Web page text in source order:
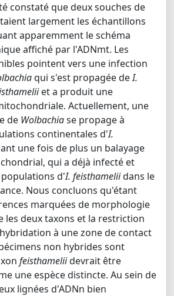
constaté que deux souches de
largement les échantillons
apparemment le schéma
affiché par l'ADNmt. Les
pointent vers une infection
qui s'est propagée deI.
et a produit une
Actuellement, une
de Wolbachiase propage à
continentales d'I.
une fois de plus un balayage
qui a déjà infecté et
d'I. feisthameliidans le
Nous concluons qu'étant
marquées de morphologie
les deux taxons et la restriction
à une zone de contact
non hybrides sont
feisthameliidevrait être
une espèce distincte. Au sein de
lignées d'ADNn bien